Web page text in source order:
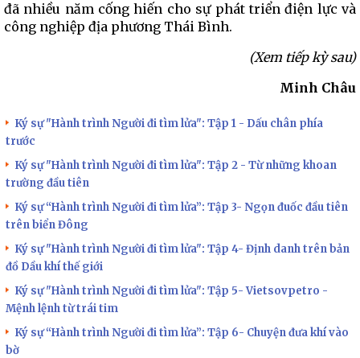
đã nhiều năm cống hiến cho sự phát triển điện lực và
công nghiệp địa phương Thái Bình.
(Xem tiếp kỳ sau)
Minh Châu
Ký sự "Hành trình Người đi tìm lửa": Tập 1 - Dấu chân phía
trước
Ký sự "Hành trình Người đi tìm lửa": Tập 2 - Từ những khoan
trường đầu tiên
Ký sự “Hành trình Người đi tìm lửa”: Tập 3- Ngọn đuốc đầu tiên
trên biển Đông
Ký sự "Hành trình Người đi tìm lửa": Tập 4- Định danh trên bản
đồ Dầu khí thế giới
Ký sự "Hành trình Người đi tìm lửa": Tập 5- Vietsovpetro -
Mệnh lệnh từ trái tim
Ký sự “Hành trình Người đi tìm lửa”: Tập 6- Chuyện đưa khí vào
bờ